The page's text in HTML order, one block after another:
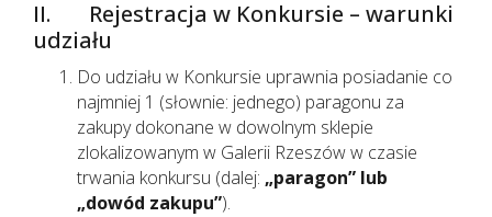
II. Rejestracja w Konkursie – warunki
udziału
Do udziału w Konkursie uprawnia posiadanie co
najmniej 1 (słownie: jednego) paragonu za
zakupy dokonane w dowolnym sklepie
zlokalizowanym w Galerii Rzeszów w czasie
trwania konkursu (dalej: „paragon” lub
„dowód zakupu”).